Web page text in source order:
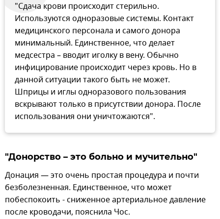
"Сдача крови происходит стерильно.
Используются одноразовые системы. Контакт
медицинского персонала и самого донора
минимальный. Единственное, что делает
медсестра – вводит иголку в вену. Обычно
инфицирование происходит через кровь. Но в
данной ситуации такого быть не может.
Шприцы и иглы одноразового пользования
вскрывают только в присутствии донора. После
использования они уничтожаются".
"Донорство – это больно и мучительно"
Донация — это очень простая процедура и почти
безболезненная. Единственное, что может
побеспокоить - сниженное артериальное давление
после кроводачи, пояснила Чос.